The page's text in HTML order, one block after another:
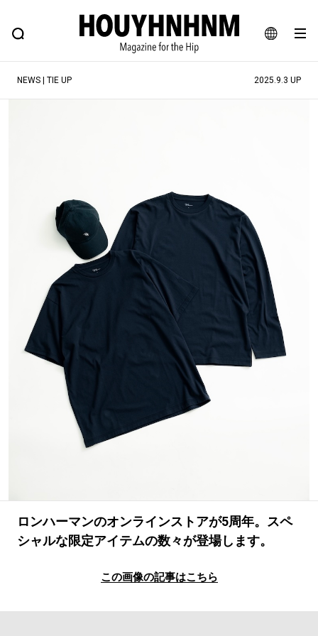
JA
EN
FEATURE BLOG SNAP
ヒップなファッション、カルチャー、ライフスタイルWEBマガジン
#NEW VINTAGE #マイナーグッド図鑑
#路地裏てぃーん。 #MONTHLY JOURNAL
#GH 銘品の所以 #フイナムのYouTube
#Commune H #FOCUS IT #AH.H
#ととけん #FASHION #MUSIC #MOVIE
#LIFESTYLE #SNEAKER #OUTDOOR
#HANDSOME HANDBOOK
NEWS | TIE UP 2025.9.3 UP
ロンハーマンのオンラインストアが5周年。スペ
シャルな限定アイテムの数々が登場します。
この画像の記事はこちら